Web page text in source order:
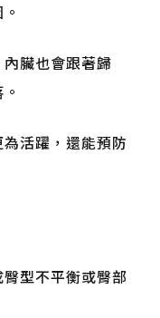
臟也會跟著歸
活躍，還能預防
型不平衡或臀部